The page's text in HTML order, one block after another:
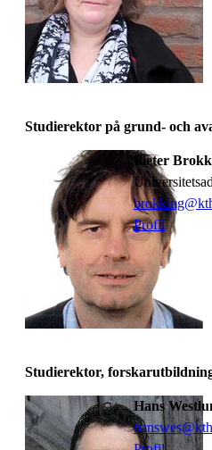
Studierektor på grund- och
Pieter
Profil
Studierektor,
Hans